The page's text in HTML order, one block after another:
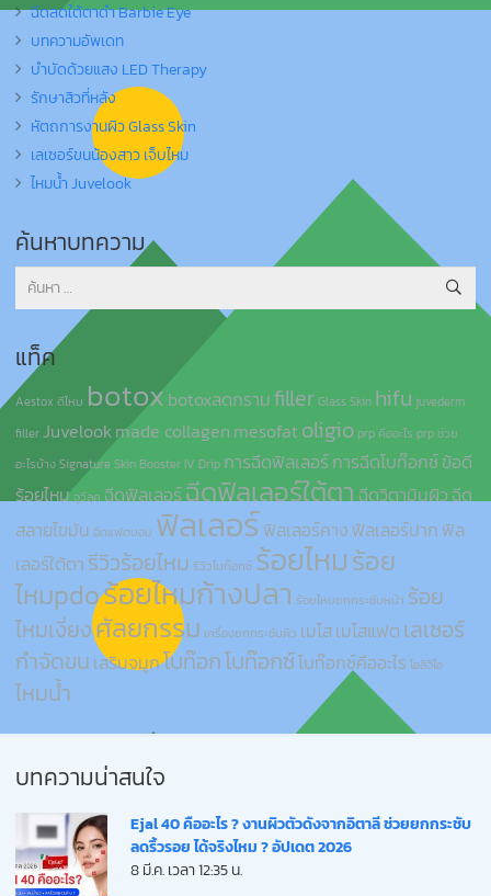
ฉีดลดใต้ตาดำ Barbie Eye
บทความอัพเดท
บำบัดด้วยแสง LED Therapy
รักษาสิวที่หลัง
หัตถการงานผิว Glass Skin
เลเซอร์ขนน้องสาว เจ็บไหม
ไหมน้ำ Juvelook
ค้นหาบทความ
ค้นหา
สำหรับ:
แท็ค
Aestox ดีไหม botoxbotoxลดกรามfillerGlass Skin hifu juvederm
fillerJuvelookmade collagen mesofat oligio prp คืออะไร prp ช่วย
อะไรบ้างSignature Skin Booster IV Drip การฉีดฟิลเลอร์การฉีดโบท๊อกซ์ข้อดี
ร้อยไหมจูวีลุค ฉีดฟิลเลอร์ฉีดฟิลเลอร์ใต้ตาฉีดวิตามินผิวฉีด
สลายไขมัน ฉีดแฟตบอม ฟิลเลอร์ฟิลเลอร์คาง ฟิลเลอร์ปาก ฟิล
เลอร์ใต้ตารีวิวร้อยไหม รีวิวโบท๊อกซ์ ร้อยไหมร้อย
ไหมpdoร้อยไหมก้างปลา ร้อยไหมยกกระชับหน้า ร้อย
ไหมเงี่ยงศัลยกรรม เครื่องยกกระชับผิว เมโสเมโสแฟต เลเซอร์
กำจัดขน เสริมจมูกโบท๊อกโบท๊อกซ์โบท๊อกซ์คืออะไร โอลิจิโอ
ไหมน้ำ
บทความน่าสนใจ
Ejal 40 คืออะไร ? งานผิวตัวดังจากอิตาลี ช่วยยกกระชับ
ลดริ้วรอย ได้จริงไหม ? อัปเดต 2026
8 มี.ค. เวลา 12:35 น.